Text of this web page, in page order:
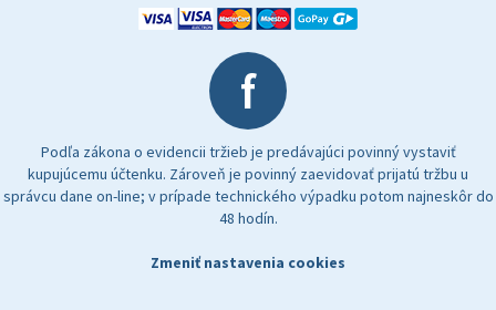
f
Podľa zákona o evidencii tržieb je predávajúci povinný vystaviť
kupujúcemu účtenku. Zároveň je povinný zaevidovať prijatú tržbu u
správcu dane on-line; v prípade technického výpadku potom najneskôr do
48 hodín.
Zmeniť nastavenia cookies